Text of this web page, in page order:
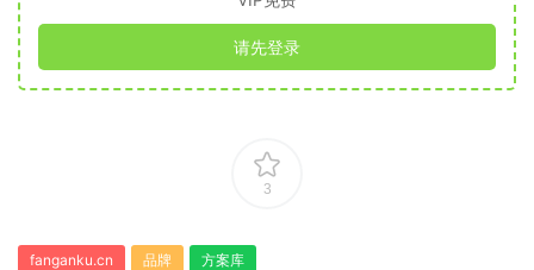
请先登录
3
fanganku.cn 品牌 方案库